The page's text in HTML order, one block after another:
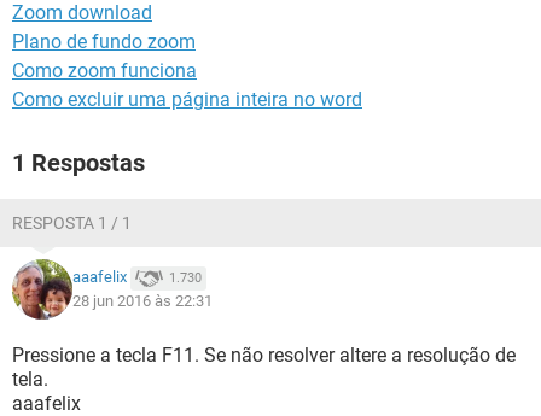
Zoom download
Plano de fundo zoom
Como zoom funciona
Como excluir uma página inteira no word
1 Respostas
RESPOSTA 1 / 1
aaafelix 1.730
28 jun 2016 às 22:31
Pressione a tecla F11. Se não resolver altere a resolução de
tela.
aaafelix